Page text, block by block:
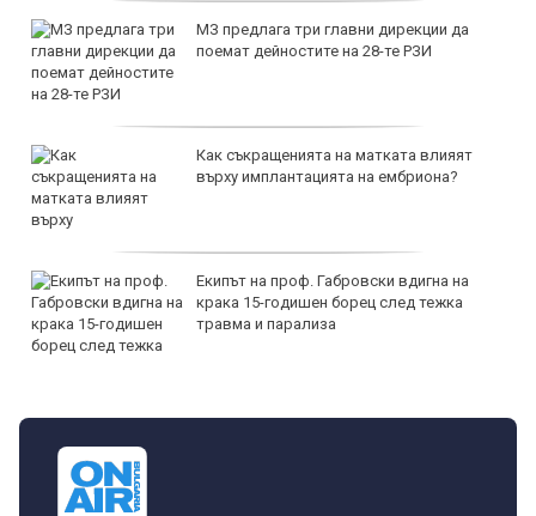
МЗ предлага три главни дирекции да
поемат дейностите на 28-те РЗИ
Как съкращенията на матката влияят
върху имплантацията на ембриона?
Екипът на проф. Габровски вдигна на
крака 15-годишен борец след тежка
травма и парализа